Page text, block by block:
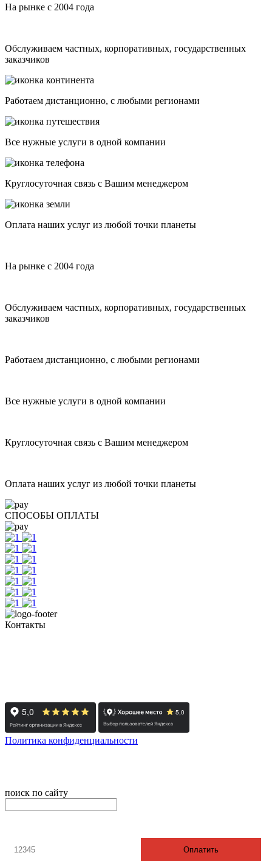
На рынке с 2004 года
Обслуживаем частных, корпоративных, государственных
заказчиков
Работаем дистанционно, с любыми регионами
Все нужные услуги в одной компании
Круглосуточная связь с Вашим менеджером
Оплата наших услуг из любой точки планеты
На рынке с 2004 года
Обслуживаем частных, корпоративных, государственных
заказчиков
Работаем дистанционно, с любыми регионами
Все нужные услуги в одной компании
Круглосуточная связь с Вашим менеджером
Оплата наших услуг из любой точки планеты
СПОСОБЫ ОПЛАТЫ
Контакты
Политика конфиденциальности
поиск по сайту
Оплатить